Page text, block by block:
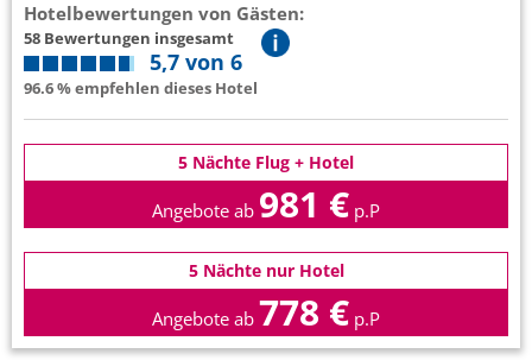
Hotelbewertungen von Gästen:
58 Bewertungen insgesamt
5,7 von 6
96.6 % empfehlen dieses Hotel
5 Nächte Flug + Hotel
Angebote ab 981 € p.P
5 Nächte nur Hotel
Angebote ab 778 € p.P